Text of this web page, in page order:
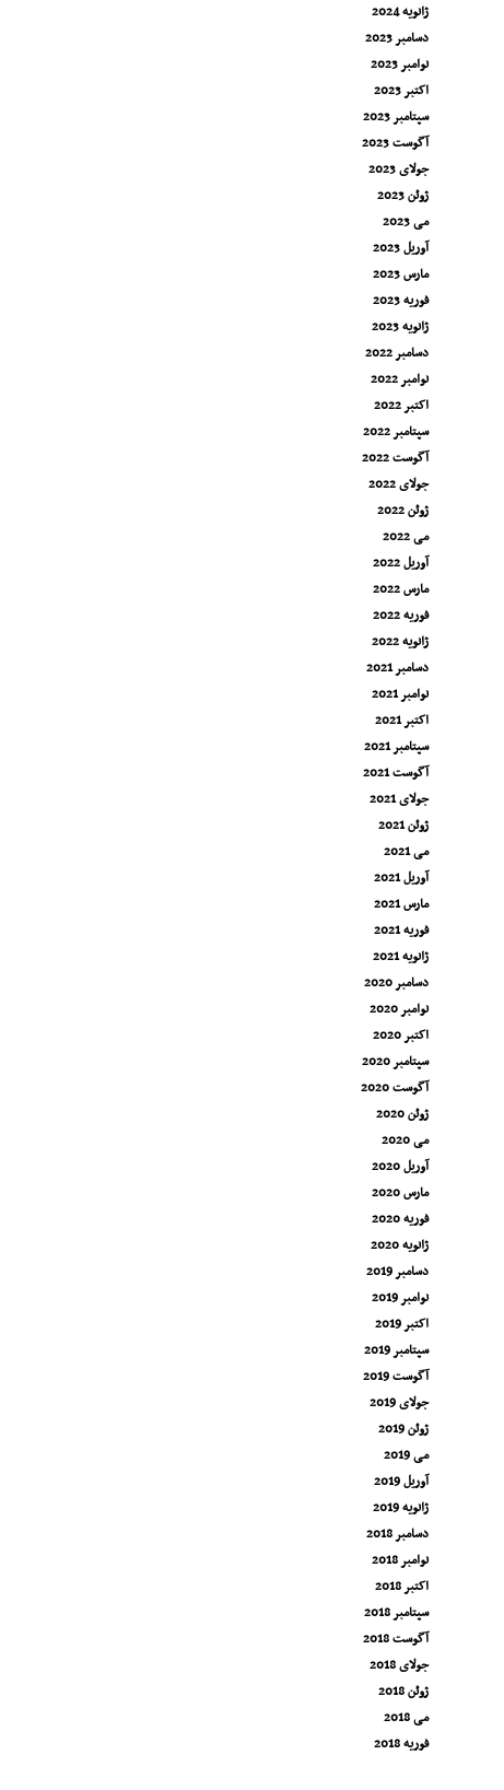
ژانویه 2024
دسامبر 2023
نوامبر 2023
اکتبر 2023
سپتامبر 2023
آگوست 2023
جولای 2023
ژوئن 2023
می 2023
آوریل 2023
مارس 2023
فوریه 2023
ژانویه 2023
دسامبر 2022
نوامبر 2022
اکتبر 2022
سپتامبر 2022
آگوست 2022
جولای 2022
ژوئن 2022
می 2022
آوریل 2022
مارس 2022
فوریه 2022
ژانویه 2022
دسامبر 2021
نوامبر 2021
اکتبر 2021
سپتامبر 2021
آگوست 2021
جولای 2021
ژوئن 2021
می 2021
آوریل 2021
مارس 2021
فوریه 2021
ژانویه 2021
دسامبر 2020
نوامبر 2020
اکتبر 2020
سپتامبر 2020
آگوست 2020
ژوئن 2020
می 2020
آوریل 2020
مارس 2020
فوریه 2020
ژانویه 2020
دسامبر 2019
نوامبر 2019
اکتبر 2019
سپتامبر 2019
آگوست 2019
جولای 2019
ژوئن 2019
می 2019
آوریل 2019
ژانویه 2019
دسامبر 2018
نوامبر 2018
اکتبر 2018
سپتامبر 2018
آگوست 2018
جولای 2018
ژوئن 2018
می 2018
فوریه 2018